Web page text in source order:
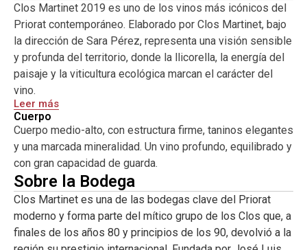
Clos Martinet 2019 es uno de los vinos más icónicos del
Priorat contemporáneo. Elaborado por Clos Martinet, bajo
la dirección de Sara Pérez, representa una visión sensible
y profunda del territorio, donde la llicorella, la energía del
paisaje y la viticultura ecológica marcan el carácter del
vino.
Es un Priorat intenso pero refinado, que huye del exceso
para centrarse en la frescura, la textura y la expresión del
suelo. Un vino emocional, complejo y lleno de matices,
capaz de evolucionar durante muchos años en botella.
Leer más
Cuerpo
Cuerpo medio-alto, con estructura firme, taninos elegantes
y una marcada mineralidad. Un vino profundo, equilibrado y
con gran capacidad de guarda.
Sobre la Bodega
Clos Martinet es una de las bodegas clave del Priorat
moderno y forma parte del mítico grupo de los Clos que, a
finales de los años 80 y principios de los 90, devolvió a la